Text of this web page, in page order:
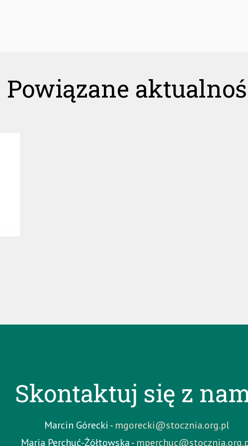
Powiązane
Skontaktuj się z
Marcin Górecki - mgorecki@stocznia.org.pl
Maria Perchuć-Żółtowska -